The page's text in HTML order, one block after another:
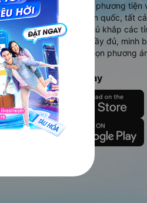
- ứng dụng đặt vé đa phương tiện
tuyến đường toàn quốc, tất
xe máy, xe du lịch phủ khắp các
dụng hiển thị thông tin đầy đủ, minh
dùng so sánh và lựa chọn phương
và phù hợp nhất.
dụng Vexere ngay